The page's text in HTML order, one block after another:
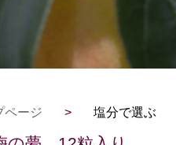
ページ > 塩分で選ぶ